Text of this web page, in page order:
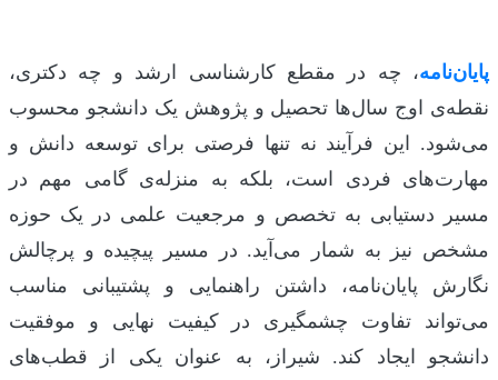
پایان‌نامه، چه در مقطع کارشناسی ارشد و چه دکتری،
نقطه‌ی اوج سال‌ها تحصیل و پژوهش یک دانشجو محسوب
می‌شود. این فرآیند نه تنها فرصتی برای توسعه دانش و
مهارت‌های فردی است، بلکه به منزله‌ی گامی مهم در
مسیر دستیابی به تخصص و مرجعیت علمی در یک حوزه
مشخص نیز به شمار می‌آید. در مسیر پیچیده و پرچالش
نگارش پایان‌نامه، داشتن راهنمایی و پشتیبانی مناسب
می‌تواند تفاوت چشمگیری در کیفیت نهایی و موفقیت
دانشجو ایجاد کند. شیراز، به عنوان یکی از قطب‌های